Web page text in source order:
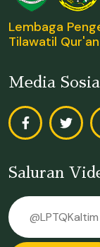
Lembaga
Tilawatil Qur'an
Media
Saluran